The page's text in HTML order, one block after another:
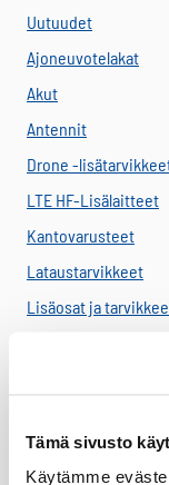
Tämä sivusto
Käytämme
Uutuudet
Ajoneuvotelakat
Akut
Antennit
Drone -
LTE HF-Lisälaitteet
Kantovarusteet
Lataustarvikkeet
Lisäosat ja
Ryhmävideopalvelu